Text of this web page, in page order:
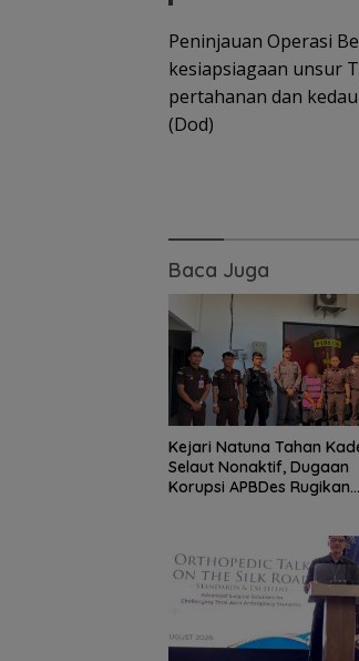
Peninjauan Operasi
kesiapsiagaan unsur
pertahanan dan
(Dod)
Baca Juga
Kejari Natuna Tahan
Selaut Nonaktif, Dugaan
Korupsi APBDes Rugikan